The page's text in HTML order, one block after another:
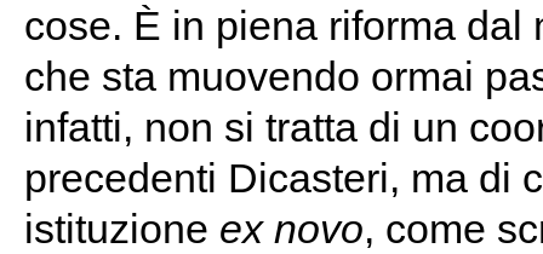
cose. È in piena riforma dal
che sta muovendo ormai
infatti, non si tratta di un
precedenti Dicasteri, ma di
istituzione ex novo, come